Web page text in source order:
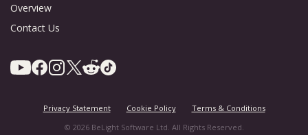
Overview
Contact Us
Privacy Statement Cookie Policy
Terms & Conditions
© 2026 BeLight Software Ltd. All Rights Reserved.